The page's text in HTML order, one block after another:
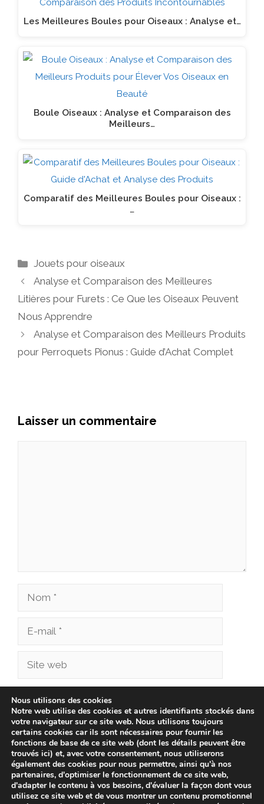
Les Meilleures Boules pour Oiseaux : Analyse et…
Boule Oiseaux : Analyse et Comparaison des
Meilleurs…
Comparatif des Meilleures Boules pour Oiseaux :
…
Catégories
Jouets pour oiseaux
Analyse et Comparaison des Meilleures
Litières pour Furets : Ce Que les Oiseaux Peuvent
Nous Apprendre
Analyse et Comparaison des Meilleurs Produits
pour Perroquets Pionus : Guide d’Achat Complet
Laisser un commentaire
Nom
Site
Enregistrer mon nom, mon e-mail et mon site
dans le navigateur pour mon prochain
commentaire.
Nous utilisons des cookies
Notre web utilise des cookies et autres identifiants stockés dans
votre navigateur sur ce site web. Nous utilisons toujours
certains cookies car ils sont nécessaires pour fournir les
fonctions de base de ce site web (dont les détails peuvent être
trouvés ici) et, avec votre consentement, nous utiliserons
également des cookies pour nous permettre, ainsi qu'à nos
partenaires, d'optimiser le fonctionnement de ce site web,
d'adapter le contenu à vos besoins, d'évaluer la façon dont vous
utilisez ce site web et de vous montrer un contenu promotionnel